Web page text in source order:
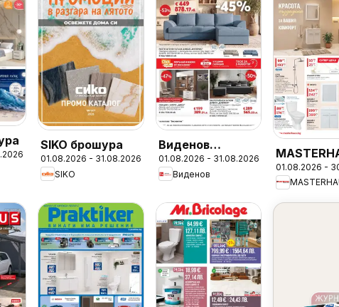
SIKO брошура
01.08.2026 - 31.08.2026
SIKO
Виденов
брошура
01.08.2026 - 31.08.2026
Виденов
брошура
01.08.2026 -